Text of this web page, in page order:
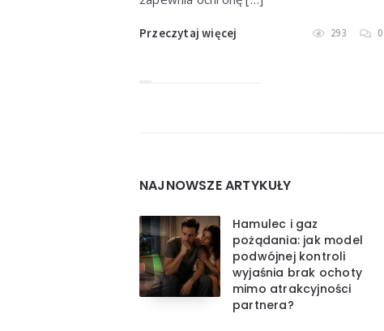
Przeczytaj więcej 293 0
NAJNOWSZE ARTYKUŁY
Hamulec i gaz
pożądania: jak model
podwójnej kontroli
wyjaśnia brak ochoty
mimo atrakcyjności
partnera?